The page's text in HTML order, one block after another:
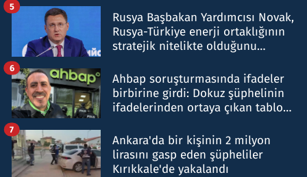
Rusya Başbakan Yardımcısı Novak,
Rusya-Türkiye enerji ortaklığının
stratejik nitelikte olduğunu
5
Ahbap soruşturmasında ifadeler
birbirine girdi: Dokuz şüphelinin
ifadelerinden ortaya çıkan tablo
6
Ankara'da bir kişinin 2 milyon
lirasını gasp eden şüpheliler
Kırıkkale'de yakalandı
7